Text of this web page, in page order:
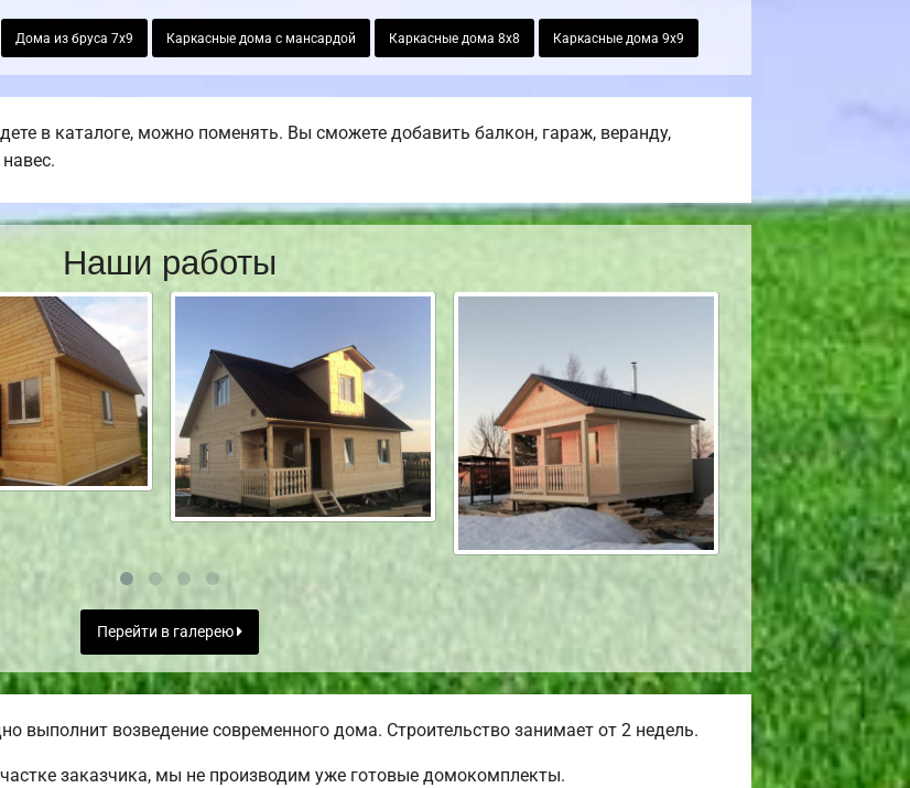
Дома из бруса 7х9 Каркасные дома с мансардой Каркасные дома 8х8 Каркасные дома 9х9
в каталоге, можно поменять. Вы сможете добавить балкон, гараж, веранду,
Наши работы
Перейти в галерею
выполнит возведение современного дома. Строительство занимает от 2 недель.
заказчика, мы не производим уже готовые домокомплекты.